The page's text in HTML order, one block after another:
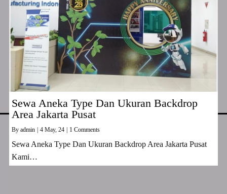
Sewa Aneka Type Dan Ukuran Backdrop
Area Jakarta Pusat
By admin 4 May, 24 1 Comments
Sewa Aneka Type Dan Ukuran Backdrop Area Jakarta Pusat
Kami…